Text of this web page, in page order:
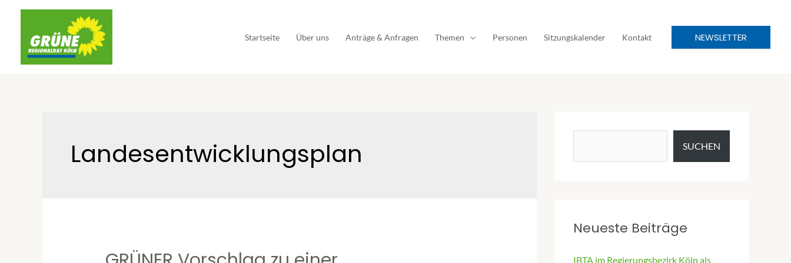
Startseite Über uns Anträge & Anfragen Themen Personen Sitzungskalender Kontakt NEWSLETTER
Landesentwicklungsplan SUCHEN
Neueste Beiträge
IBTA im Regierungsbezirk Köln als